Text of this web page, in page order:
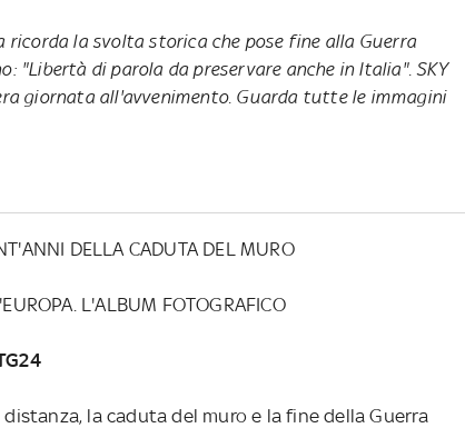
ricorda la svolta storica che pose fine alla Guerra
"Libertà di parola da preservare anche in Italia". SKY
giornata all'avvenimento. Guarda tutte le immagini
DELLA CADUTA DEL MURO
L'ALBUM FOTOGRAFICO
la caduta del muro e la fine della Guerra